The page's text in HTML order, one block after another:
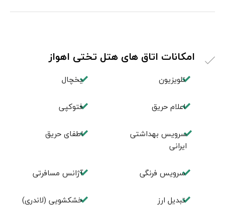
امکانات اتاق های هتل تختی اهواز
تلویزیون یخچال
اعلام حریق فتوکپی
سرویس بهداشتی
ایرانی
اطفای حریق
سرویس فرنگی آژانس مسافرتی
تبديل ارز خشکشویی (لاندری)